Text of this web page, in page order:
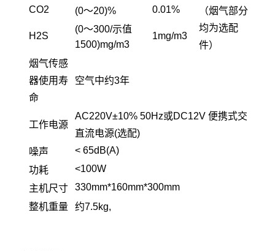
（烟气部分
均为选配
件）
CO2 (0～20)% 0.01%
H 2S
(0～300/示值
1500)mg/m3
1mg/m3
烟气传感
器使用寿
命
空气中约3年
工作电源
AC220V±10% 50Hz或DC12V 便携式交
直流电源(选配)
噪声
< 65dB(A)
功耗
<100W
主机尺寸
330mm*160mm*300mm
整机重量
约7.5kg,